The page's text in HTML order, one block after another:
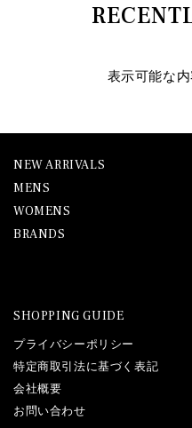
表示可能な
NEW ARRIVALS
MENS
WOMENS
BRANDS
SHOPPING GUIDE
プライバシーポリシー
特定商取引法に基づく表記
会社概要
お問い合わせ